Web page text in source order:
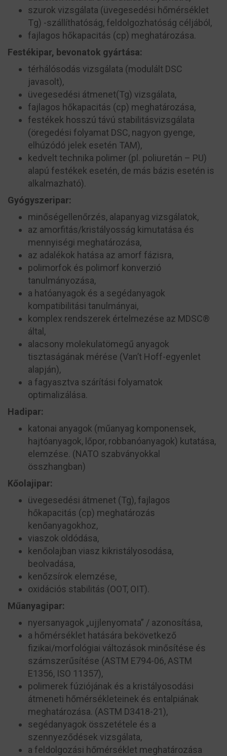
szurok vizsgálata (üvegesedési hőmérséklet
Tg) -szállíthatóság, feldolgozhatóság céljából,
fajlagos hőkapacitás (cp) meghatározása.
Festékipar, bevonatok gyártása:
térhálósodás vizsgálata (modulált DSC
javasolt),
üvegesedési átmenet(Tg) vizsgálata,
fajlagos hőkapacitás (cp) meghatározása,
festékek hosszú távú stabilitásvizsgálata
(öregedési folyamat DSC, nagyon gyenge,
elhúzódó jelek esetén TAM),
kedvelt technika polimer (pl. poliuretán – PU)
alapú festékek esetén, de más bázis esetén is
alkalmazható).
Gyógyszeripar:
minőségellenőrzés, alapanyag vizsgálatok,
az amorfitás/kristályosság kimutatása és
mennyiségi meghatározása,
az adalékok hatása az amorf fázisra,
polimorfok és polimorf konverzió
tanulmányozása,
a hatóanyagok és a segédanyagok
kompatibilitási tanulmányai,
komplex rendszerek értelmezése az MDSC®
által,
alacsony molekulatömegű anyagok
tisztaságának mérése (Van’t Hoff-egyenlet
alapján),
a fagyasztva szárítási folyamatok
optimalizálása.
Hadipar:
katonai anyagok (műanyag komponensek,
hajtóanyagok, lőpor, robbanóanyagok) kutatása,
elemzése. (NATO szabványokkal
összhangban)
Kőolajipar:
üvegesedési átmenet (Tg), fajlagos
hőkapacitás (cp) meghatározás
kenőanyagokhoz,
viaszok oldódása,
kenőolajban viasz kikristályosodása,
beolvadása,
kenőzsírok elemzése,
oxidációs stabilitás (OOT, OIT).
Műanyagipar:
nyersanyagok „ujjlenyomata” / azonosítása,
a hőmérséklet hatására bekövetkező
fizikai/morfológiai változások minősítése és
számszerűsítése (ASTM E794-06, ASTM
E1356, ISO 11357),
polimerek fúziójának és a kristályosodási
átmeneti hőmérsékleteinek és entalpiának
meghatározása. (ASTM D3418-21),
segédanyagok összetétele és a
szennyeződések vizsgálata,
a feldolgozási hőmérséklet meghatározása